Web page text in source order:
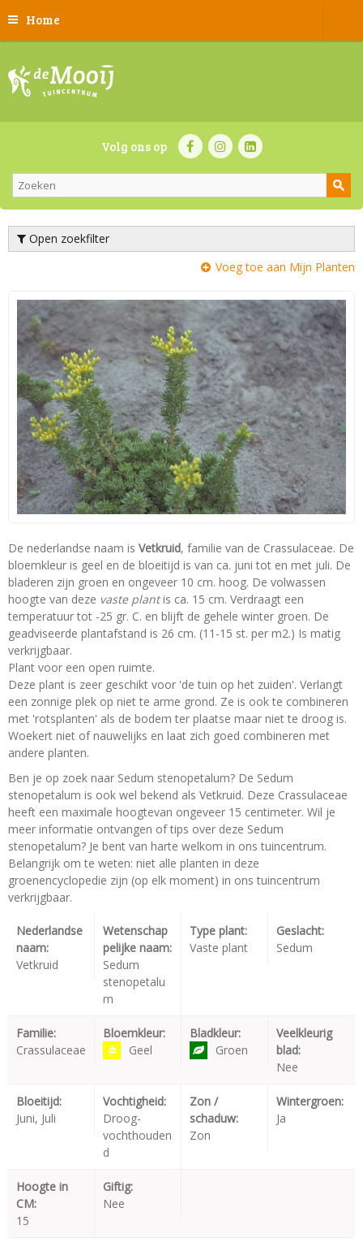
Home
Volg ons op
Open zoekfilter
Voeg toe aan Mijn Planten
De nederlandse naam is Vetkruid, familie van de Crassulaceae. De
bloemkleur is geel en de bloeitijd is van ca. juni tot en met juli. De
bladeren zijn groen en ongeveer 10 cm. hoog. De volwassen
hoogte van deze vaste plantis ca. 15 cm. Verdraagt een
temperatuur tot -25 gr. C. en blijft de gehele winter groen. De
geadviseerde plantafstand is 26 cm. (11-15 st. per m2.) Is matig
verkrijgbaar.
Plant voor een open ruimte.
Deze plant is zeer geschikt voor 'de tuin op het zuiden'. Verlangt
een zonnige plek op niet te arme grond. Ze is ook te combineren
met 'rotsplanten' als de bodem ter plaatse maar niet te droog is.
Woekert niet of nauwelijks en laat zich goed combineren met
andere planten.
Ben je op zoek naar Sedum stenopetalum? De Sedum
stenopetalum is ook wel bekend als Vetkruid. Deze Crassulaceae
heeft een maximale hoogtevan ongeveer 15 centimeter. Wil je
meer informatie ontvangen of tips over deze Sedum
stenopetalum? Je bent van harte welkom in ons tuincentrum.
Belangrijk om te weten: niet alle planten in deze
groenencyclopedie zijn (op elk moment) in ons tuincentrum
verkrijgbaar.
Nederlandse
naam:
Vetkruid
Wetenschap
pelijke naam:
Sedum
stenopetalu
m
Type plant:
Vaste plant
Geslacht:
Sedum
Familie:
Crassulaceae
Bloemkleur:
Geel
Bladkleur:
Groen
Veelkleurig
blad:
Nee
Bloeitijd:
Juni, Juli
Vochtigheid:
Droog-
vochthouden
d
Zon /
schaduw:
Zon
Wintergroen:
Ja
Hoogte in
CM:
15
Giftig:
Nee